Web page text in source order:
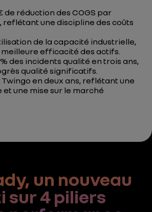
de réduction des COGS par
reflétant une discipline des coûts
de la capacité industrielle,
efficacité des actifs.
des incidents qualité en trois ans,
qualité significatifs.
en deux ans, reflétant une
une mise sur le marché
un nouveau
sur 4 piliers